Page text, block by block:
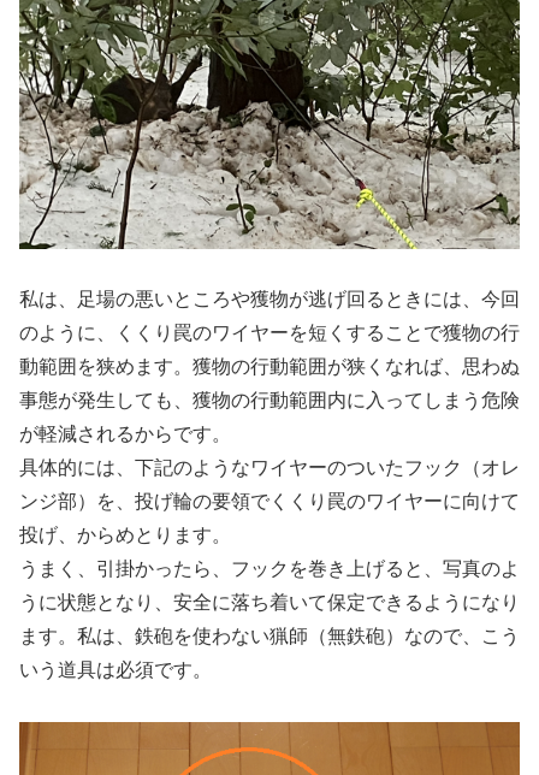
私は、足場の悪いところや獲物が逃げ回るときには、今回
のように、くくり罠のワイヤーを短くすることで獲物の行
動範囲を狭めます。獲物の行動範囲が狭くなれば、思わぬ
事態が発生しても、獲物の行動範囲内に入ってしまう危険
が軽減されるからです。
具体的には、下記のようなワイヤーのついたフック（オレ
ンジ部）を、投げ輪の要領でくくり罠のワイヤーに向けて
投げ、からめとります。
うまく、引掛かったら、フックを巻き上げると、写真のよ
うに状態となり、安全に落ち着いて保定できるようになり
ます。私は、鉄砲を使わない猟師（無鉄砲）なので、こう
いう道具は必須です。